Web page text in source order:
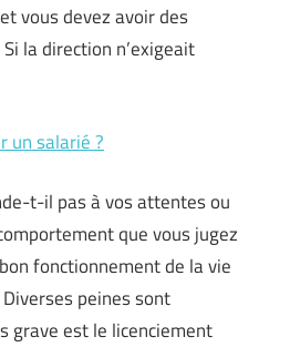
vous devez avoir des
la direction n’exigeait
un salarié ?
t-il pas à vos attentes ou
que vous jugez
fonctionnement de la vie
peines sont
grave est le licenciement